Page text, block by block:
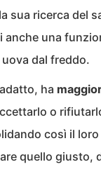
sua ricerca del
una
dal freddo.
ha
o
così il loro
quello giusto,